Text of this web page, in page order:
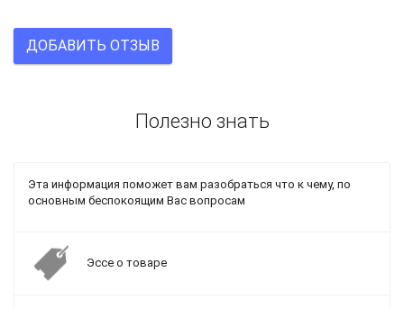
ДОБАВИТЬ ОТЗЫВ
Полезно знать
Эта информация поможет вам разобраться что к чему, по
основным беспокоящим Вас вопросам
Эссе о товаре